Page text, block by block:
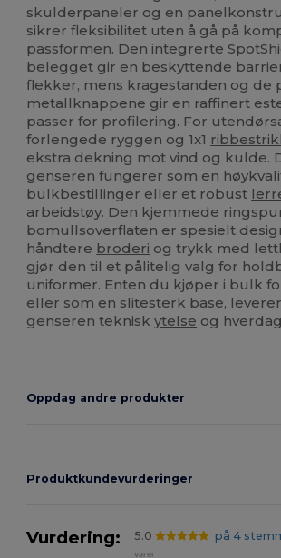
skulderpaneler og en
sikrer fleksibilitet uten å gå på
passformen. Den integrerte
belegget gir en beskyttende
flekker, mens kragestanden og de
metallknappene gir en raffinert
passer for profilering. For
forlengede ryggen og 1x1
ekstra dekning mot vind og kulde.
genseren fungerer som en
bulkbestillinger eller et robust
arbeidstøy. Den kjemmede
bomullsoverflaten er spesielt
håndtere broderi og trykk med
gjør den til et pålitelig valg for
uniformer. Enten du kjøper i bulk
eller som en slitesterk base,
genseren tekniskytelse og
Oppdag andre produkter
Produktkundevurderinger
Vurdering: 5.0 på 4
varer